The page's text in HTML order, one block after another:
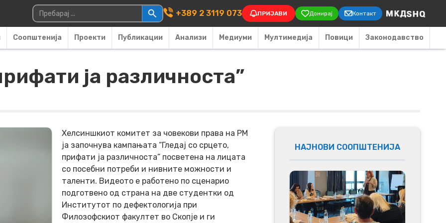
Main Navigation
Пребарувај за: +389 2 3119 073 ПРИЈАВИ Донирај Контакт
Соопштенија Проекти Публикации Анализи Медиуми Мултимедија Повици Законодавство
ја различноста”
Хелсиншкиот комитет за човекови права на РМ
ја започнува кампањата “Гледај со срцето,
прифати ја различноста” посветена на лицата
со посебни потреби и нивните можности и
таленти. Видеото e работено по сценарио
подготвено од страна на две студентки од
Институтот по дефектологија при
Филозофскиот факултет во Скопје и ги
НАЈНОВИ СООПШТЕНИЈА